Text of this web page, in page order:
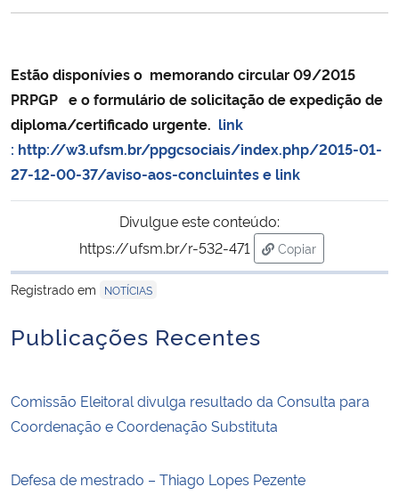
Ministério da Cidadania
Ministério de Minas e Energia
Ministério da Ciência, Tecnologia, Inovações e Comunicações
Ministério do Meio Ambiente
Ministério do Turismo
Ministério do Desenvolvimento Regional
Controladoria-Geral da União
Secretaria-Geral
Secretaria de Governo
Estão disponívies o memorando circular 09/2015
PRPGP e o formulário de solicitação de expedição de
diploma/certificado urgente. link
: http://w3.ufsm.br/ppgcsociais/index.php/2015-01-
27-12-00-37/aviso-aos-concluintese link
Divulgue este conteúdo:
https://ufsm.br/r-532-471
Copiar
para área de
Registrado em
NOTÍCIAS
Publicações Recentes
Comissão Eleitoral divulga resultado da Consulta para
Coordenação e Coordenação Substituta
Defesa de mestrado – Thiago Lopes Pezente